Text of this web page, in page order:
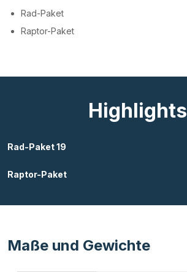
Rad-Paket
Raptor-Paket
Highlights
Rad-Paket 19
Raptor-Paket
Maße und Gewichte